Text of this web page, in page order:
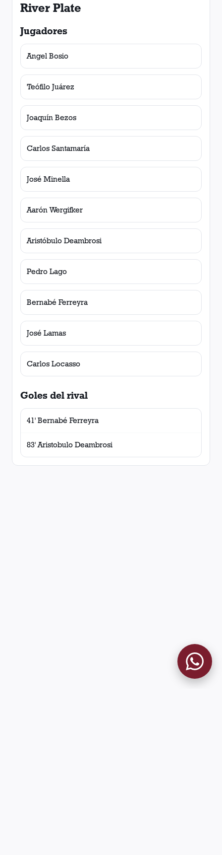
River Plate
Jugadores
Angel Bosio
Teófilo Juárez
Joaquín Bezos
Carlos Santamaría
José Minella
Aarón Wergifker
Aristóbulo Deambrosi
Pedro Lago
Bernabé Ferreyra
José Lamas
Carlos Locasso
Goles del rival
41' Bernabé Ferreyra
83' Aristobulo Deambrosi